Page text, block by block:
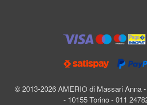
© 2013-2026 AMERIO di Massari Anna
- 10155 Torino - 011